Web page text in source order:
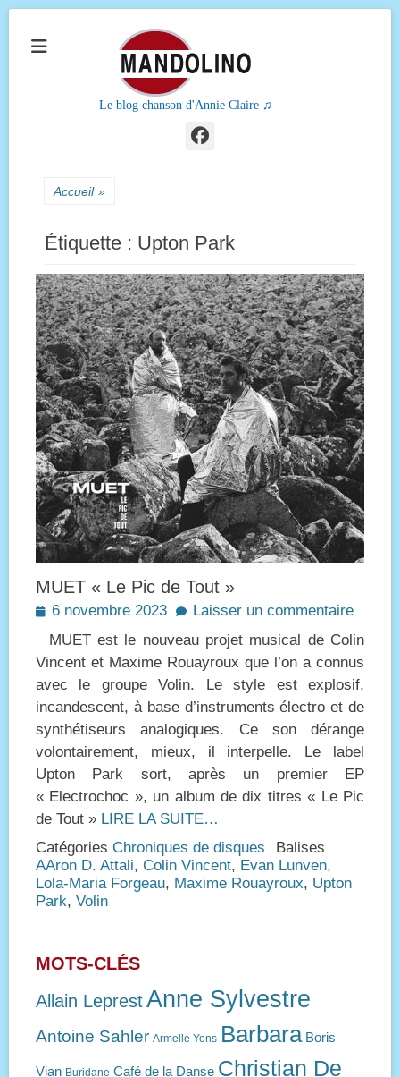
Le blog chanson d'Annie Claire ♫
Facebook
Accueil »
Étiquette : Upton Park
MUET « Le Pic de Tout »
Posted
6 novembre 2023
Laisser un commentaire
MUET est le nouveau projet musical de Colin
Vincent et Maxime Rouayroux que l’on a connus
avec le groupe Volin. Le style est explosif,
incandescent, à base d’instruments électro et de
synthétiseurs analogiques. Ce son dérange
volontairement, mieux, il interpelle. Le label
Upton Park sort, après un premier EP
« Electrochoc », un album de dix titres « Le Pic
de Tout » LIRE LA SUITE…
Catégories Chroniques de disques
Balises
AAron D. Attali, Colin Vincent, Evan Lunven,
Lola-Maria Forgeau, Maxime Rouayroux, Upton
Park, Volin
MOTS-CLÉS
Allain LeprestAnne Sylvestre
Antoine Sahler Armelle Yons Barbara Boris
Vian Buridane Café de la Danse Christian De